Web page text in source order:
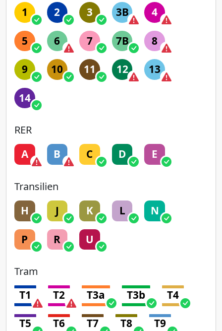
1 2 3 3B 4
5 6 7 7B 8
9 10 11 12 13
14
RER
A B C D E
Transilien
H J K L N
P R U
Tram
T1 T2 T3a T3b T4
T5 T6 T7 T8 T9